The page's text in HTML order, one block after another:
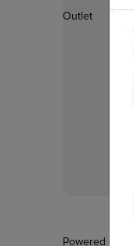
Outlet
Powered by